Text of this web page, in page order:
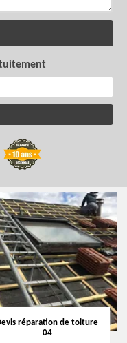
réparation de toiture
04